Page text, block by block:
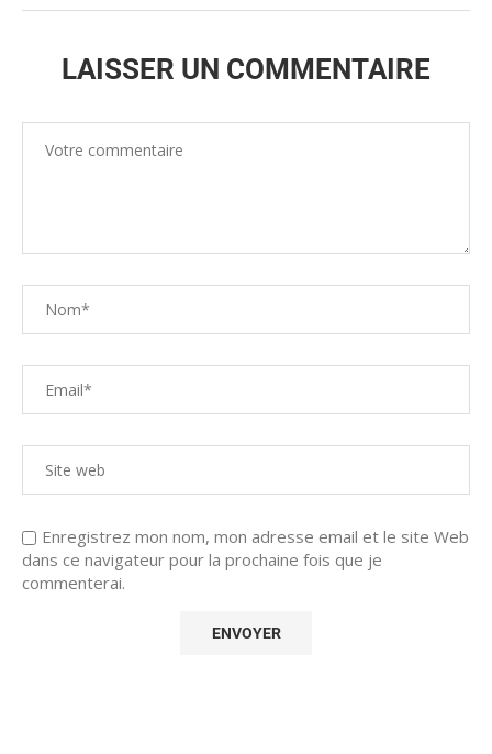
LAISSER UN COMMENTAIRE
Enregistrez mon nom, mon adresse email et le site Web
dans ce navigateur pour la prochaine fois que je
commenterai.